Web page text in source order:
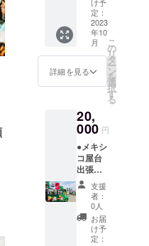
ただき
ます。
●所要時
間 約2
時間。
●有効期
り2025
年10月
30日ま
で。 ※
料理教
室は3名
様以上
が揃っ
たタイ
ミング
で開催
させて
15％off
になる
会員証
を発行
いたし
ます。
●有効期
限発行
間。
定：
2023
年10
月
詳細を見る
こ
の
リ
タ
ー
ン
を
選
択
す
る
20,
000 円
●メキシ
コ屋台
出張
コース
●キッチ
ンカー
で日本
中に出
かけて
支援
者：
0人
お届
け予
定：